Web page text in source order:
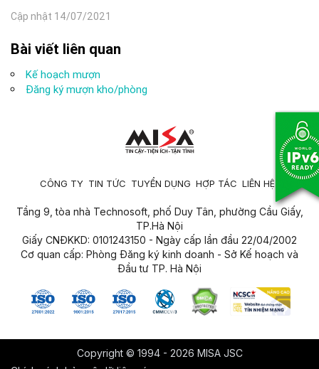
VàoThiết bị (New)\Mượn trả\Mượn
kho/phòng
tìm kiếm nhanh phiếu mượn
của giáo viên bằng cách nhập thông tin:
Kho/phòng mượn
Tích chọn các phiếu mượn cần ghi mượn theo
Kho/phòng
Ngày
PPCT) – Tên bài dạy, Môn học, Lớp dạy.
Cập nhật 14/07/2021
Bài viết liên quan
Kế hoạch mượn
Đăng ký mượn kho/phòng
CÔNG TY TIN TỨC TUYỂN DỤNG HỢP TÁC LIÊN HỆ
Tầng 9, tòa nhà Technosoft, phố Duy Tân, phường Cầu Giấy,
TP.Hà Nội
Giấy CNĐKKD: 0101243150 - Ngày cấp lần đầu 22/04/2002
Cơ quan cấp: Phòng Đăng ký kinh doanh - Sở Kế hoạch và
Đầu tư TP. Hà Nội
Copyright © 1994 - 2026 MISA JSC